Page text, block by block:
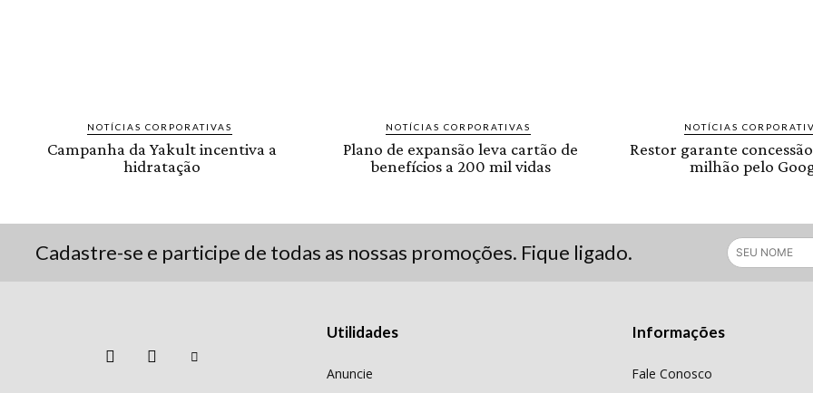
NOTÍCIAS CORPORATIVAS
Campanha da Yakult incentiva a
hidratação
NOTÍCIAS CORPORATIVAS
Plano de expansão leva cartão de
benefícios a 200 mil vidas
NOTÍCIAS
Restor garante concessão
milhão pelo
Cadastre-se e participe de todas as nossas promoções. Fique ligado.
Utilidades
Anuncie
Informações
Fale Conosco